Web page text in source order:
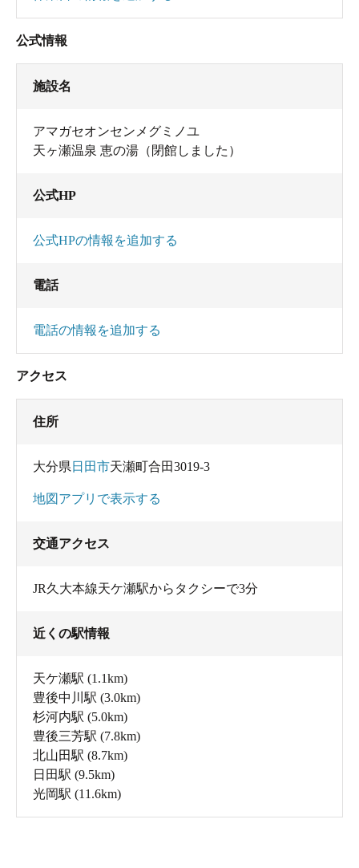
公式情報
施設名
アマガセオンセンメグミノユ
天ヶ瀬温泉 恵の湯（閉館しました）
公式HP
公式HPの情報を追加する
電話
電話の情報を追加する
アクセス
住所
大分県 日田市天瀬町合田3019-3
地図アプリで表示する
交通アクセス
JR久大本線天ケ瀬駅からタクシーで3分
近くの駅情報
天ケ瀬駅 (1.1km)
豊後中川駅 (3.0km)
杉河内駅 (5.0km)
豊後三芳駅 (7.8km)
北山田駅 (8.7km)
日田駅 (9.5km)
光岡駅 (11.6km)